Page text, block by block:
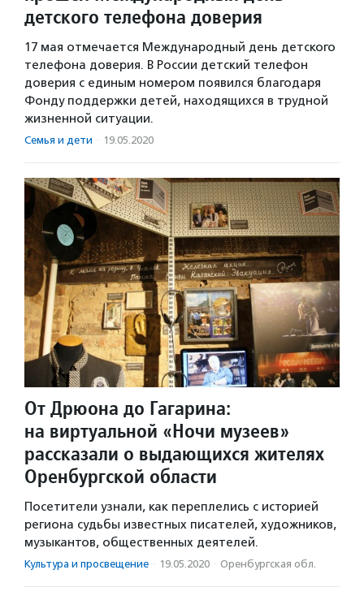
детского телефона доверия
17 мая отмечается Международный день детского
телефона доверия. В России детский телефон
доверия с единым номером появился благодаря
Фонду поддержки детей, находящихся в трудной
жизненной ситуации.
Семья и дети · 19.05.2020
От Дрюона до Гагарина:
на виртуальной «Ночи музеев»
рассказали о выдающихся жителях
Оренбургской области
Посетители узнали, как переплелись с историей
региона судьбы известных писателей, художников,
музыкантов, общественных деятелей.
Культура и просвещение · 19.05.2020 · Оренбургская обл.